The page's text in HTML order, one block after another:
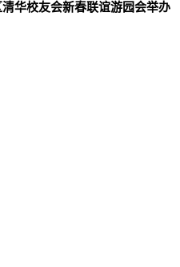
华校友会新春联谊游园会举办